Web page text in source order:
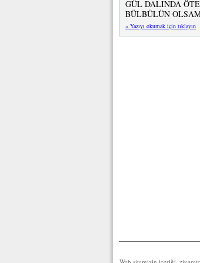
GÜL DALINDA
BÜLBÜLÜN
» Yazıyı okumak için tıklayın